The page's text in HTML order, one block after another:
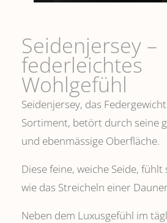
Seidenjersey –
federleichtes
Wohlgefühl
Seidenjersey, das
Sortiment, betört durch seine
und ebenmässige Oberfläche.
Diese feine, weiche Seide,
wie das Streicheln einer
Neben dem Luxusgefühl im